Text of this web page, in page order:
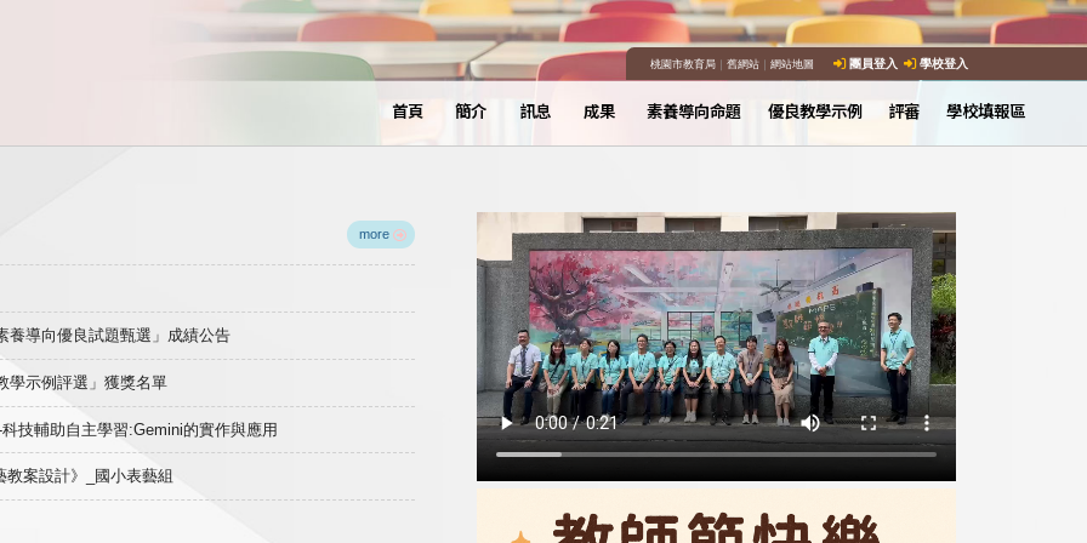
桃園市教育局｜ 舊網站｜ 網站地圖 團員登入 學校登入
首頁 簡介 訊息 成果 素養導向命題 優良教學示例 評審 學校填報區
more
養導向優良試題甄選」成績公告
學示例評選」獲獎名單
技輔助自主學習:Gemini的實作與應用
案設計》_國小表藝組